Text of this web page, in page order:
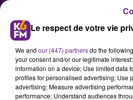
Le respect de votre vie
We and our (447) partnersdo the
your consent and/or our legitimate
information on a device; Use limited data
profiles for personalised advertising; Use
advertising; Measure advertising
performance; Understand audiences